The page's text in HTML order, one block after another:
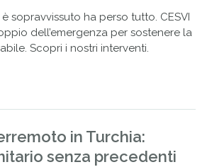
è sopravvissuto ha perso tutto. CESVI
dell’emergenza per sostenere la
Scopri i nostri interventi.
in Turchia:
senza precedenti